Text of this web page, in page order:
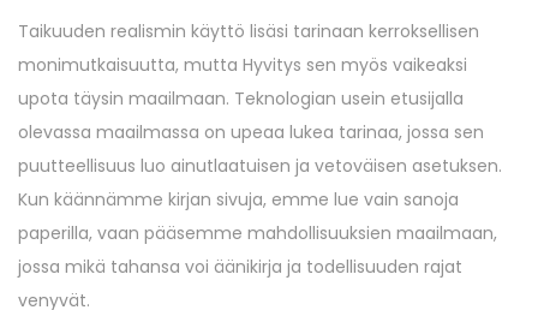
Taikuuden realismin käyttö lisäsi tarinaan kerroksellisen
monimutkaisuutta, mutta Hyvitys sen myös vaikeaksi
upota täysin maailmaan. Teknologian usein etusijalla
olevassa maailmassa on upeaa lukea tarinaa, jossa sen
puutteellisuus luo ainutlaatuisen ja vetoväisen asetuksen.
Kun käännämme kirjan sivuja, emme lue vain sanoja
paperilla, vaan pääsemme mahdollisuuksien maailmaan,
jossa mikä tahansa voi äänikirja ja todellisuuden rajat
venyvät.